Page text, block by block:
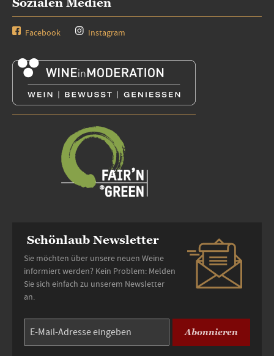
Sozialen Medien
Facebook Instagram
Schönlaub Newsletter
Sie möchten über unsere neuen Weine
informiert werden? Kein Problem: Melden
Sie sich einfach zu unserem Newsletter
an.
Abonnieren